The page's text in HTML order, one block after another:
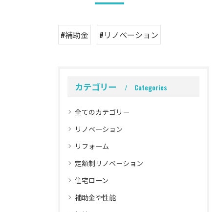
#補助金 #リノベーション
カテゴリー Categories
全てのカテゴリー
リノベーション
リフォーム
定額制リノベーション
住宅ローン
補助金や性能